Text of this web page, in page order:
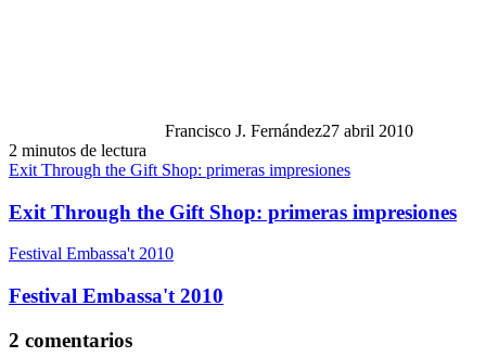
Francisco J. Fernández27 abril 2010
2 minutos de lectura
Exit Through the Gift Shop: primeras impresiones
Exit Through the Gift Shop: primeras impresiones
Festival Embassa't 2010
Festival Embassa't 2010
2 comentarios